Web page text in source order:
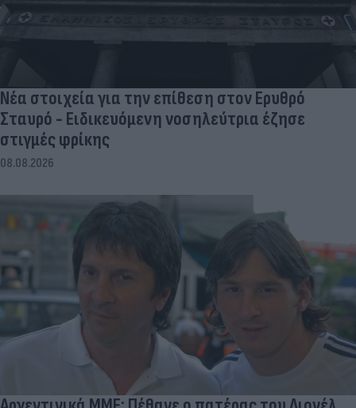
Νέα στοιχεία για την επίθεση στον Ερυθρό
Σταυρό - Ειδικευόμενη νοσηλεύτρια έζησε
στιγμές φρίκης
08.08.2026